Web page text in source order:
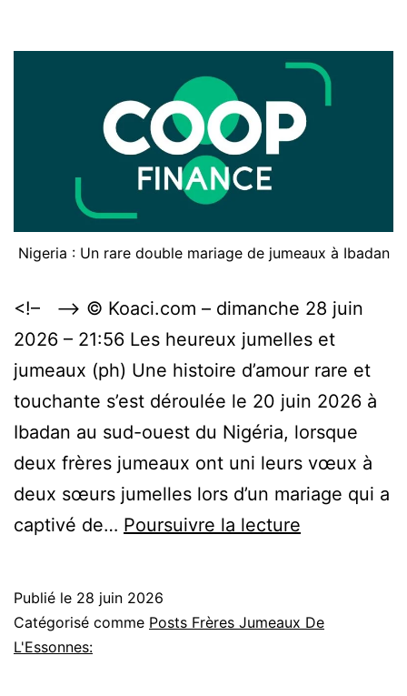
Nigeria : Un rare double mariage de jumeaux à Ibadan
<!– –> © Koaci.com – dimanche 28 juin
2026 – 21:56 Les heureux jumelles et
jumeaux (ph) Une histoire d’amour rare et
touchante s’est déroulée le 20 juin 2026 à
Ibadan au sud-ouest du Nigéria, lorsque
deux frères jumeaux ont uni leurs vœux à
deux sœurs jumelles lors d’un mariage qui a
captivé de… Poursuivre la lecture
rare
Publié le 28 juin 2026
Catégorisé comme Posts Frères Jumeaux De
L'Essonnes: